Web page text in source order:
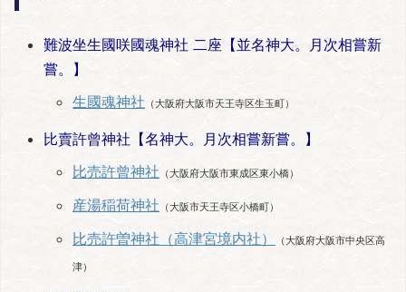
難波坐生國咲國魂神社 二座【並名神大。月次相嘗新
嘗。】
生國魂神社 （大阪府大阪市天王寺区生玉町）
比賣許曾神社【名神大。月次相嘗新嘗。】
比売許曾神社 （大阪府大阪市東成区東小橋）
産湯稲荷神社 （大阪市天王寺区小橋町）
比売許曽神社（高津宮境内社） （大阪府大阪市中央区高
津）